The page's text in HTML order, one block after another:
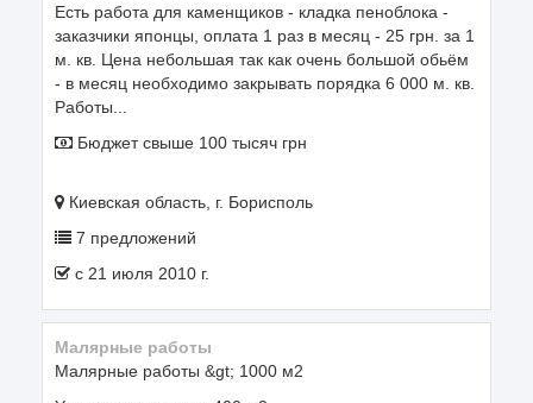
Есть работа для каменщиков - кладка пеноблока -
заказчики японцы, оплата 1 раз в месяц - 25 грн. за 1
м. кв. Цена небольшая так как очень большой обьём
- в месяц необходимо закрывать порядка 6 000 м. кв.
Работы...
Бюджет свыше 100 тысяч грн
Киевская область, г. Борисполь
7 предложений
c 21 июля 2010 г.
Малярные работы
Малярные работы &gt; 1000 м2